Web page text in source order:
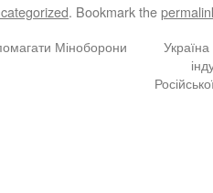
. Bookmark the
Міноборони